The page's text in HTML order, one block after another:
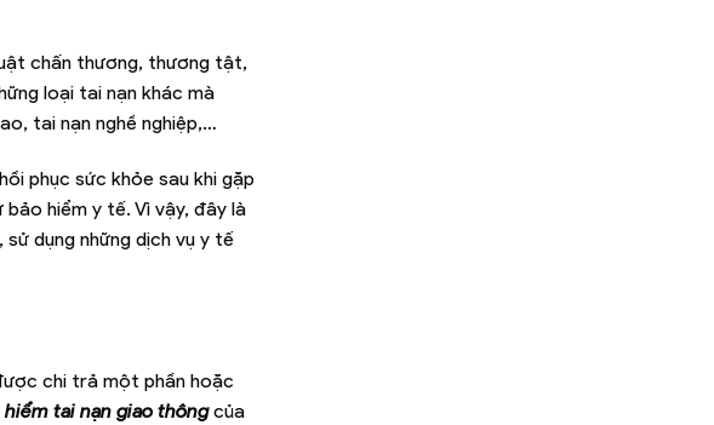
chấn thương, thương tật,
loại tai nạn khác mà
tai nạn nghề nghiệp,…
phục sức khỏe sau khi gặp
hiểm y tế. Vì vậy, đây là
dụng những dịch vụ y tế
chi trả một phần hoặc
tai nạn giao thôngcủa